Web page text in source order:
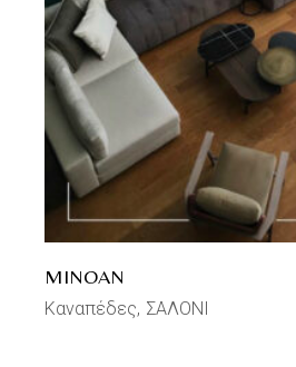
MINOAN
Καναπέδες ΣΑΛΟΝΙ